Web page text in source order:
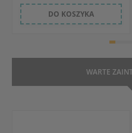
DO KOSZYKA
WARTE